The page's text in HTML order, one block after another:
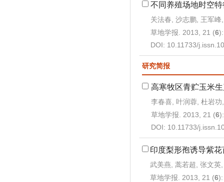
不同养殖场地时空
关法春, 沙志鹏, 王军
草地学报. 2013, 21 (6
DOI: 10.11733/
研究简报
高寒牧区青贮玉米
李春喜, 叶润蓉, 杜岩
草地学报. 2013, 21 (6
DOI: 10.11733/
印度梨形孢诱导紫
武美燕, 蒿若超, 张文英
草地学报. 2013, 21 (6